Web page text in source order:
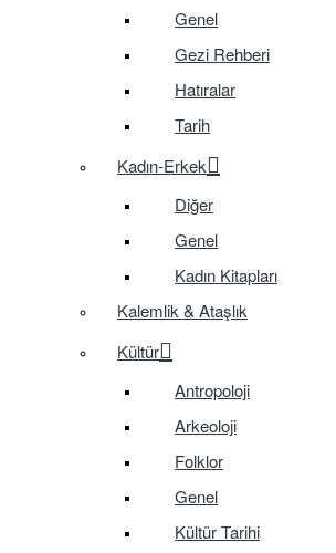
Genel
Gezi Rehberi
Hatıralar
Tarih
Kadın-Erkek
Diğer
Genel
Kadın Kitapları
Kalemlik & Ataşlık
Kültür
Antropoloji
Arkeoloji
Folklor
Genel
Kültür Tarihi